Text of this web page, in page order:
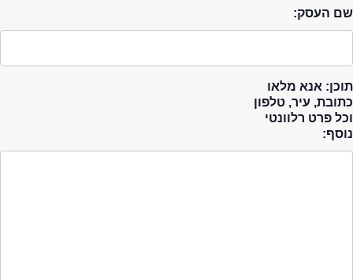
שם העסק:
תוכן: אנא מלאו
כתובת, עיר, טלפון
וכל פרט רלוונטי
נוסף: